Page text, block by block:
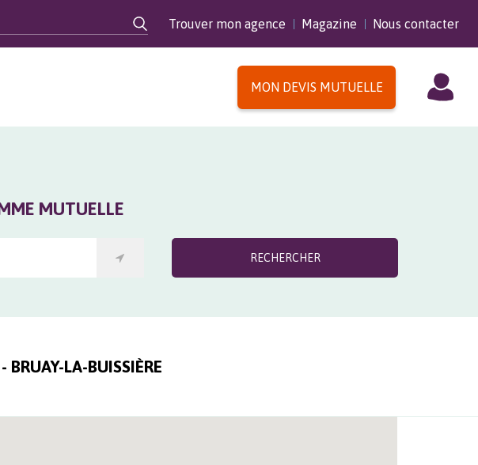
Trouver mon agence Magazine Nous contacter
MON DEVIS MUTUELLE
MUTUELLE
RECHERCHER
BRUAY-LA-BUISSIÈRE